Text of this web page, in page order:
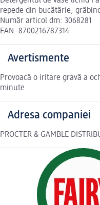
repede din bucătărie,
Număr articol dm: 3068281
EAN: 8700216787314
Avertismente
Provoacă o iritare gravă a
minute.
Adresa companiei
PROCTER & GAMBLE